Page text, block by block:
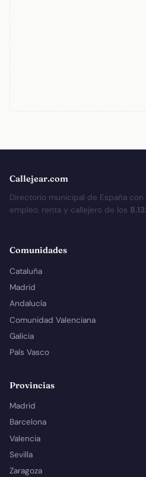
Callejear.com
Directorio municipal de España
empleo, renta y callejero de los
Comunidades
Cataluña
Madrid
Andalucía
Comunidad Valenciana
Galicia
País Vasco
Provincias
Madrid
Barcelona
Valencia
Sevilla
Zaragoza